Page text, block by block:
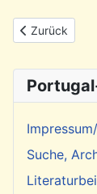
Vorheriger
Zurück
Suche,